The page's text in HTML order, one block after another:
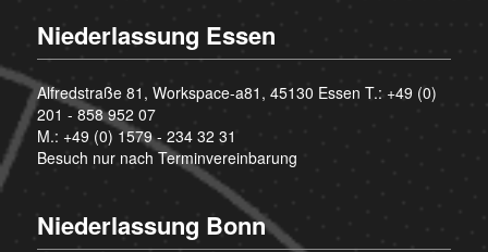
Niederlassung Essen
Alfredstraße 81, Workspace-a81, 45130 Essen T.: +49 (0)
201 - 858 952 07
M.: +49 (0) 1579 - 234 32 31
Besuch nur nach Terminvereinbarung
Niederlassung Bonn